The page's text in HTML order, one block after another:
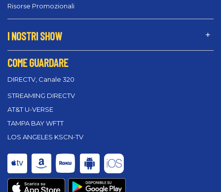
Risorse Promozionali
I NOSTRI SHOW
COME GUARDARE
DIRECTV, Canale 320
STREAMING DIRECTV
AT&T U-VERSE
TAMPA BAY WFTT
LOS ANGELES KSCN-TV